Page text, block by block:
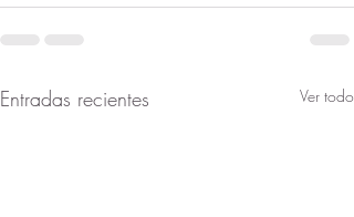
Entradas recientes Ver todo